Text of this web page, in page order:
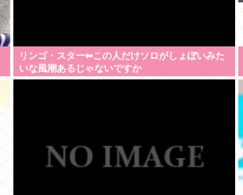
リンゴ・スター⬅︎この人だけソロがしょぼいみた
いな風潮あるじゃないですか